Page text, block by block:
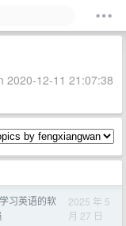
2020-12-11 21:07:38
习英语的软
2025 年 5
月 27 日